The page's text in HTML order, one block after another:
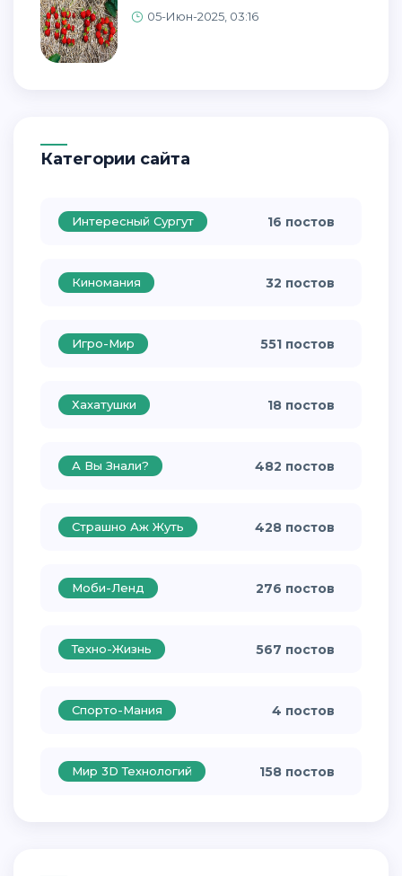
05-Июн-2025, 03:16
Категории сайта
Интересный Сургут 16 постов
Киномания 32 постов
Игро-Мир 551 постов
Хахатушки 18 постов
А Вы Знали? 482 постов
Страшно Аж Жуть 428 постов
Моби-Ленд 276 постов
Техно-Жизнь 567 постов
Спорто-Мания 4 постов
Мир 3D Технологий 158 постов